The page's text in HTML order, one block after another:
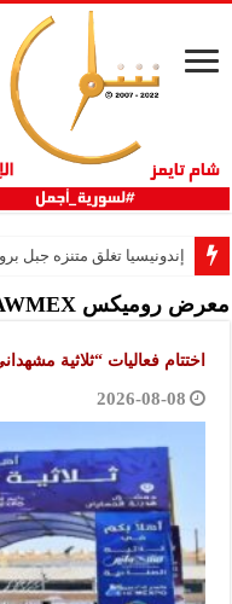
إندونيسيا تغلق متنزه جبل
معرض روميكس RAWMEX
اختتام فعاليات “ثلاثية
2026-08-08